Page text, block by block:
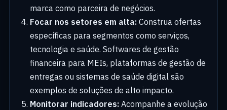
marca como parceira de negócios.
Focar nos setores em alta: Construa ofertas
específicas para segmentos como serviços,
tecnologia e saúde. Softwares de gestão
financeira para MEIs, plataformas de gestão de
entregas ou sistemas de saúde digital são
exemplos de soluções de alto impacto.
Monitorar indicadores: Acompanhe a evolução